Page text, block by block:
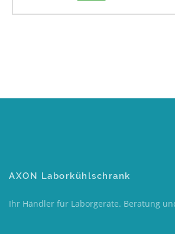
AXON Laborkühlschrank
Ihr Händler für Laborgeräte. Beratung